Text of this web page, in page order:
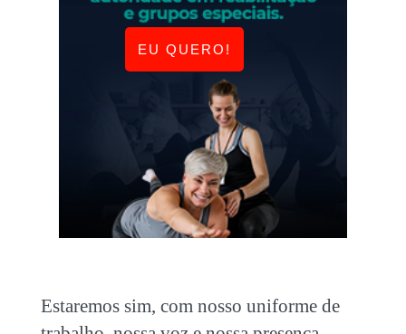
EU QUERO!
Estaremos sim, com nosso uniforme de